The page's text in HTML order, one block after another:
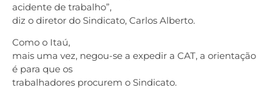
acidente de trabalho”,
diz o diretor do Sindicato, Carlos Alberto.
Como o Itaú,
mais uma vez, negou-se a expedir a CAT, a orientação
é para que os
trabalhadores procurem o Sindicato.